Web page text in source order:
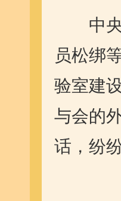
中央
员松绑
验室建
与会的
话，纷